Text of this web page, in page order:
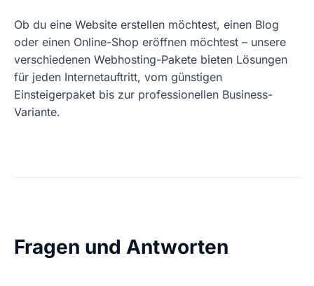
Ob du eine Website erstellen möchtest, einen Blog
oder einen Online-Shop eröffnen möchtest – unsere
verschiedenen Webhosting-Pakete bieten Lösungen
für jeden Internetauftritt, vom günstigen
Einsteigerpaket bis zur professionellen Business-
Variante.
Fragen und Antworten